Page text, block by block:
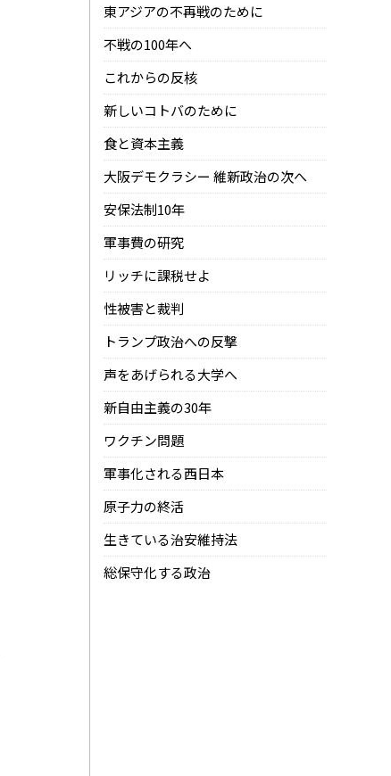
東アジアの不再戦のために
不戦の100年へ
これからの反核
新しいコトバのために
食と資本主義
大阪デモクラシー 維新政治の次へ
安保法制10年
軍事費の研究
リッチに課税せよ
性被害と裁判
トランプ政治への反撃
声をあげられる大学へ
新自由主義の30年
ワクチン問題
軍事化される西日本
原子力の終活
生きている治安維持法
総保守化する政治